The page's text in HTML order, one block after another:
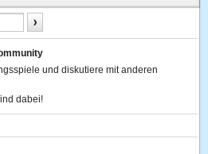
und diskutiere mit anderen
dabei!